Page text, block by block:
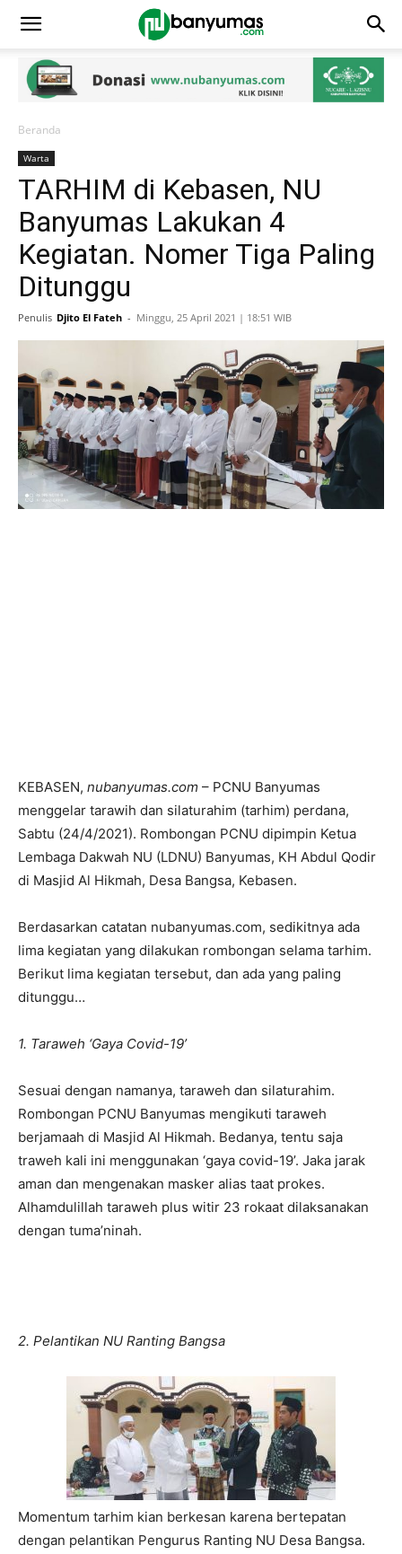
Beranda
Warta
TARHIM di Kebasen, NU
Banyumas Lakukan 4
Kegiatan. Nomer Tiga Paling
Ditunggu
Penulis Djito El Fateh - Minggu, 25 April 2021 | 18:51 WIB
KEBASEN, nubanyumas.com – PCNU Banyumas
menggelar tarawih dan silaturahim (tarhim) perdana,
Sabtu (24/4/2021). Rombongan PCNU dipimpin Ketua
Lembaga Dakwah NU (LDNU) Banyumas, KH Abdul Qodir
di Masjid Al Hikmah, Desa Bangsa, Kebasen.
Berdasarkan catatan nubanyumas.com, sedikitnya ada
lima kegiatan yang dilakukan rombongan selama tarhim.
Berikut lima kegiatan tersebut, dan ada yang paling
ditunggu…
1. Taraweh ‘Gaya Covid-19’
Sesuai dengan namanya, taraweh dan silaturahim.
Rombongan PCNU Banyumas mengikuti taraweh
berjamaah di Masjid Al Hikmah. Bedanya, tentu saja
traweh kali ini menggunakan ‘gaya covid-19’. Jaka jarak
aman dan mengenakan masker alias taat prokes.
Alhamdulillah taraweh plus witir 23 rokaat dilaksanakan
dengan tuma’ninah.
2. Pelantikan NU Ranting Bangsa
Momentum tarhim kian berkesan karena bertepatan
dengan pelantikan Pengurus Ranting NU Desa Bangsa.